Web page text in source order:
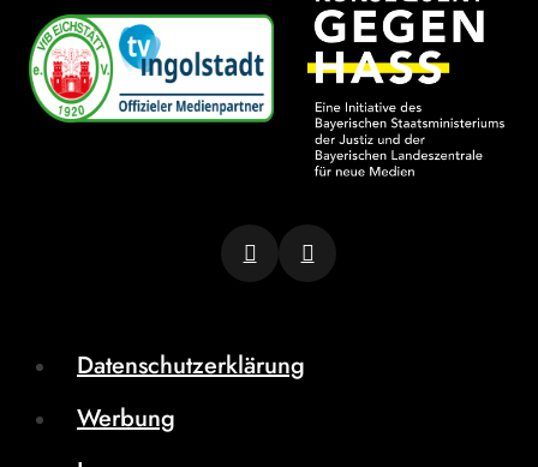
Datenschutzerklärung
Werbung